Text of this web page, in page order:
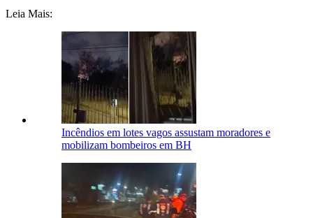
Leia Mais:
Incêndios em lotes vagos assustam moradores e
mobilizam bombeiros em BH